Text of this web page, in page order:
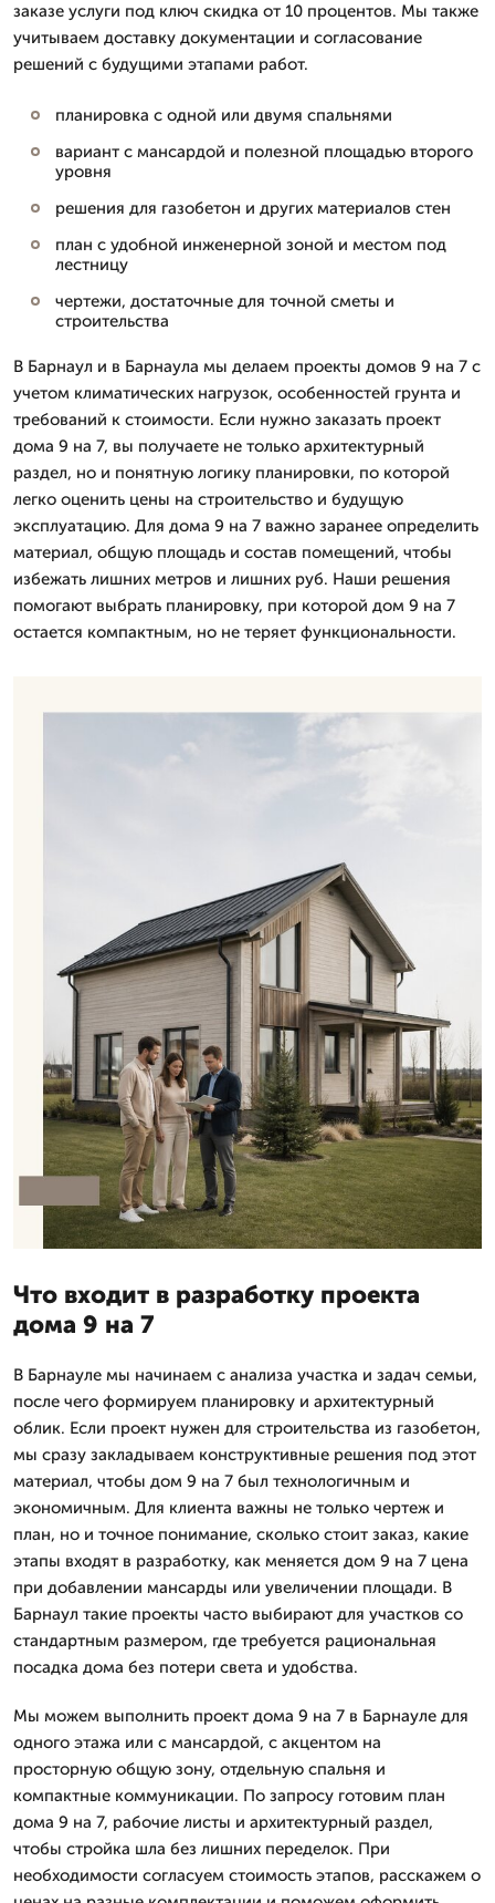
заказе услуги под ключ скидка от 10 процентов. Мы также
учитываем доставку документации и согласование
решений с будущими этапами работ.
планировка с одной или двумя спальнями
вариант с мансардой и полезной площадью второго
уровня
решения для газобетон и других материалов стен
план с удобной инженерной зоной и местом под
лестницу
чертежи, достаточные для точной сметы и
строительства
В Барнаул и в Барнаула мы делаем проекты домов 9 на 7 с
учетом климатических нагрузок, особенностей грунта и
требований к стоимости. Если нужно заказать проект
дома 9 на 7, вы получаете не только архитектурный
раздел, но и понятную логику планировки, по которой
легко оценить цены на строительство и будущую
эксплуатацию. Для дома 9 на 7 важно заранее определить
материал, общую площадь и состав помещений, чтобы
избежать лишних метров и лишних руб. Наши решения
помогают выбрать планировку, при которой дом 9 на 7
остается компактным, но не теряет функциональности.
Что входит в разработку проекта
дома 9 на 7
В Барнауле мы начинаем с анализа участка и задач семьи,
после чего формируем планировку и архитектурный
облик. Если проект нужен для строительства из газобетон,
мы сразу закладываем конструктивные решения под этот
материал, чтобы дом 9 на 7 был технологичным и
экономичным. Для клиента важны не только чертеж и
план, но и точное понимание, сколько стоит заказ, какие
этапы входят в разработку, как меняется дом 9 на 7 цена
при добавлении мансарды или увеличении площади. В
Барнаул такие проекты часто выбирают для участков со
стандартным размером, где требуется рациональная
посадка дома без потери света и удобства.
Мы можем выполнить проект дома 9 на 7 в Барнауле для
одного этажа или с мансардой, с акцентом на
просторную общую зону, отдельную спальня и
компактные коммуникации. По запросу готовим план
дома 9 на 7, рабочие листы и архитектурный раздел,
чтобы стройка шла без лишних переделок. При
необходимости согласуем стоимость этапов, расскажем о